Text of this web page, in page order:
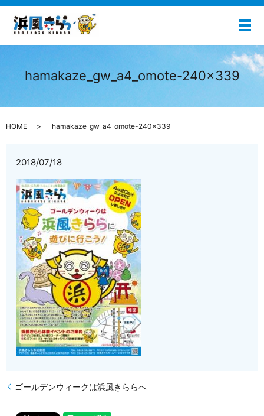
メ
hamakaze_gw_a4_omote-240×339
HOME hamakaze_gw_a4_omote-240×339
2018/07/18
ゴールデンウィークは浜風きららへ